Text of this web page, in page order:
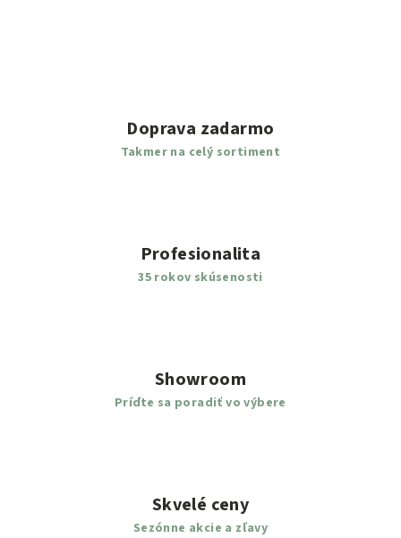
Doprava zadarmo
Takmer na celý sortiment
Profesionalita
35 rokov skúsenosti
Showroom
Príďte sa poradiť vo výbere
Skvelé ceny
Sezónne akcie a zľavy